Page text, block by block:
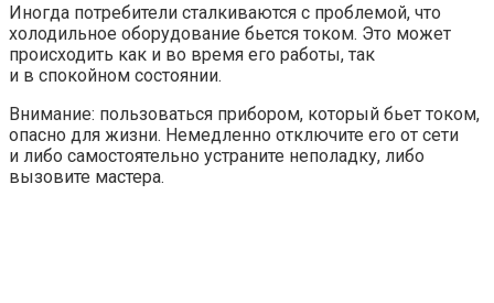
Иногда потребители сталкиваются с проблемой, что
холодильное оборудование бьется током. Это может
происходить как и во время его работы, так
и в спокойном состоянии.
Внимание: пользоваться прибором, который бьет током,
опасно для жизни. Немедленно отключите его от сети
и либо самостоятельно устраните неполадку, либо
вызовите мастера.